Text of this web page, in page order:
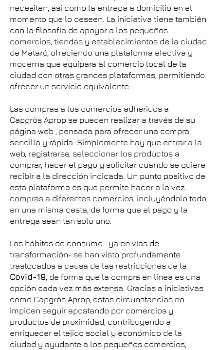
necesiten, así como la entrega a domicilio en el
momento que lo deseen. La iniciativa tiene también
con la filosofía de apoyar a los pequeños
comercios, tiendas y establecimientos de la ciudad
de Mataró, ofreciendo una plataforma efectiva y
moderna que equipara al comercio local de la
ciudad con otras grandes plataformas, permitiendo
ofrecer un servicio equivalente.
Las compras a los comercios adheridos a
Capgròs Aprop se pueden realizar a través de su
página web , pensada para ofrecer una compra
sencilla y rápida. Simplemente hay que entrar a la
web, registrarse, seleccionar los productos a
comprar, hacer el pago y solicitar cuando se quiere
recibir a la dirección indicada. Un punto positivo de
esta plataforma es que permite hacer a la vez
compras a diferentes comercios, incluyéndolo todo
en una misma cesta, de forma que el pago y la
entrega sean tan solo uno.
Los hábitos de consumo -ya en vías de
transformación- se han visto profundamente
trastocados a causa de las restricciones de la
Covid-19, de forma que la compra en línea es una
opción cada vez más extensa. Gracias a iniciativas
como Capgròs Aprop, estas circunstancias no
impiden seguir apostando por comercios y
productos de proximidad, contribuyendo a
enriquecer el tejido social y económico de la
ciudad y ayudante a los pequeños comercios,